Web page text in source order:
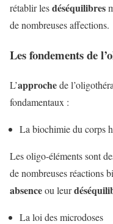
rétablir lesdéséquilibres
de nombreuses affections.
Les fondements de
L’approchede
fondamentaux :
La biochimie du corps
Les oligo-éléments sont
de nombreuses réactions
absenceou leur
La loi des microdoses